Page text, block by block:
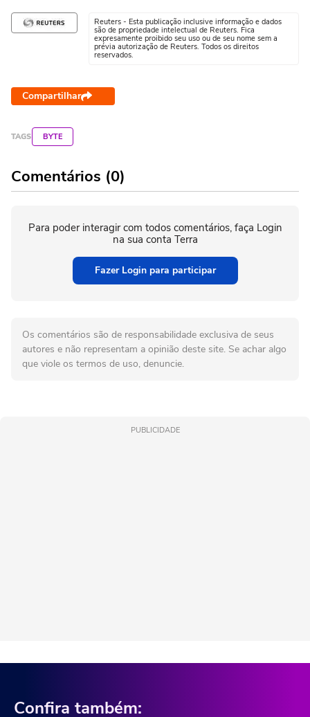
Reuters - Esta publicação inclusive informação e dados
são de propriedade intelectual de Reuters. Fica
expresamente proibido seu uso ou de seu nome sem a
prévia autorização de Reuters. Todos os direitos
reservados.
Compartilhar
TAGS BYTE
Comentários (0)
Para poder interagir com todos comentários, faça Login
na sua conta Terra
Fazer Login para participar
Os comentários são de responsabilidade exclusiva de seus
autores e não representam a opinião deste site. Se achar algo
que viole os termos de uso, denuncie.
PUBLICIDADE
Confira também: